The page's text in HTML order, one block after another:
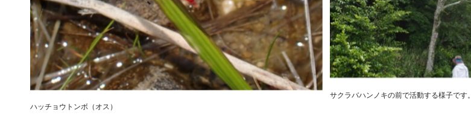
ハッチョウトンボ（オス）
サクラバハンノキの前で活動する様子です。